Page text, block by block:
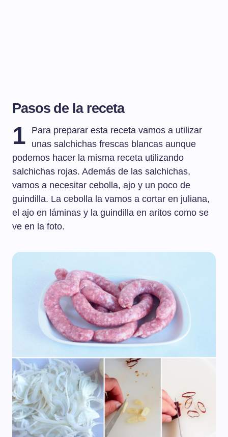
Pasos de la receta
1
Para preparar esta receta vamos a utilizar
unas salchichas frescas blancas aunque
podemos hacer la misma receta utilizando
salchichas rojas. Además de las salchichas,
vamos a necesitar cebolla, ajo y un poco de
guindilla. La cebolla la vamos a cortar en juliana,
el ajo en láminas y la guindilla en aritos como se
ve en la foto.